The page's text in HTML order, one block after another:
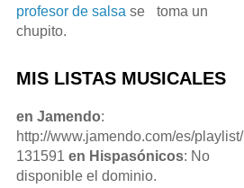
profesor de salsa se
toma un
chupito.
MIS LISTAS MUSICALES
en Jamendo:
http://www.jamendo.com/es/playlist/
131591 en Hispasónicos: No
disponible el dominio.